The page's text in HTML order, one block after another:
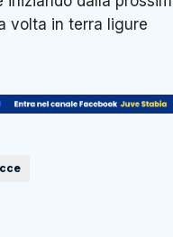
volta in terra ligure